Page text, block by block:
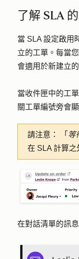
了解 SLA
當 SLA 設定啟用
立的工單。每當
會適用於新建立的
當收件匣中的工
關工單編號旁會
請注意： 「 等
在 SLA 計算之
在對話清單的訊